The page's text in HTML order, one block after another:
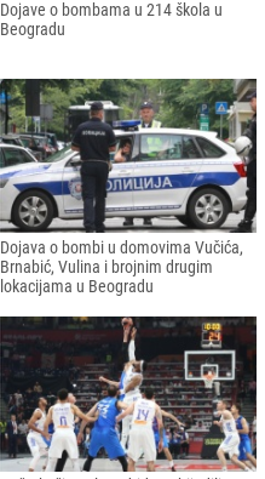
Dojave o bombama u 214 škola u
Beogradu
Dojava o bombi u domovima Vučića,
Brnabić, Vulina i brojnim drugim
lokacijama u Beogradu